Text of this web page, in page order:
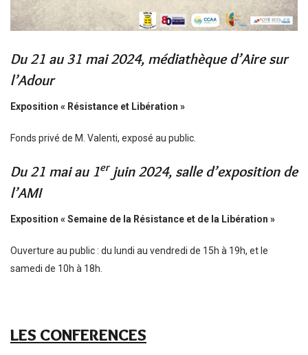
Du 21 au 31 mai 2024, médiathèque d’Aire sur
l’Adour
Exposition « Résistance et Libération »
Fonds privé de M. Valenti, exposé au public.
Du 21 mai au 1erjuin 2024, salle d’exposition de
l’AMI
Exposition « Semaine de la Résistance et de la Libération »
Ouverture au public : du lundi au vendredi de 15h à 19h, et le
samedi de 10h à 18h.
LES CONFERENCES